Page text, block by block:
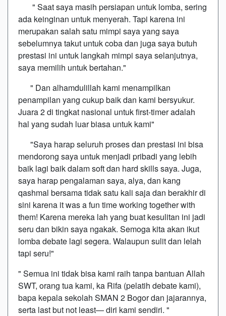
" Saat saya masih persiapan untuk lomba, sering
ada keinginan untuk menyerah. Tapi karena ini
merupakan salah satu mimpi saya yang saya
sebelumnya takut untuk coba dan juga saya butuh
prestasi ini untuk langkah mimpi saya selanjutnya,
saya memilih untuk bertahan."
" Dan alhamdulillah kami menampilkan
penampilan yang cukup baik dan kami bersyukur.
Juara 2 di tingkat nasional untuk first-timer adalah
hal yang sudah luar biasa untuk kami"
"Saya harap seluruh proses dan prestasi ini bisa
mendorong saya untuk menjadi pribadi yang lebih
baik lagi baik dalam soft dan hard skills saya. Juga,
saya harap pengalaman saya, alya, dan kang
qashmal bersama tidak satu kali saja dan berakhir di
sini karena it was a fun time working together with
them! Karena mereka lah yang buat kesulitan ini jadi
seru dan bikin saya ngakak. Semoga kita akan ikut
lomba debate lagi segera. Walaupun sulit dan lelah
tapi seru!"
" Semua ini tidak bisa kami raih tanpa bantuan Allah
SWT, orang tua kami, ka Rifa (pelatih debate kami),
bapa kepala sekolah SMAN 2 Bogor dan jajarannya,
serta last but not least— diri kami sendiri. "